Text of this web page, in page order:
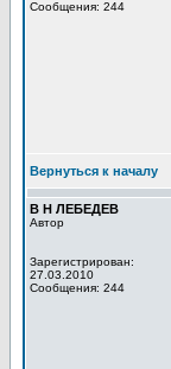
Сообщения: 244
Вернуться к началу
В Н ЛЕБЕДЕВ
Автор
Зарегистрирован:
27.03.2010
Сообщения: 244